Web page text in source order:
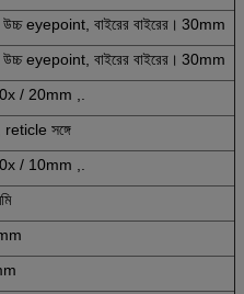
eyepoint, বাইরের বাইরের। 30mm
eyepoint, বাইরের বাইরের। 30mm
/ 20mm ,.
সঙ্গে
/ 10mm ,.